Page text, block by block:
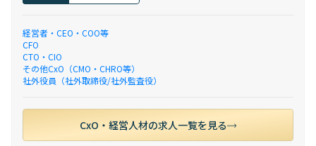
経営者・CEO・COO等
CFO
CTO・CIO
その他CxO（CMO・CHRO等）
社外役員（社外取締役/社外監査役）
CxO・経営人材の求人一覧を見る